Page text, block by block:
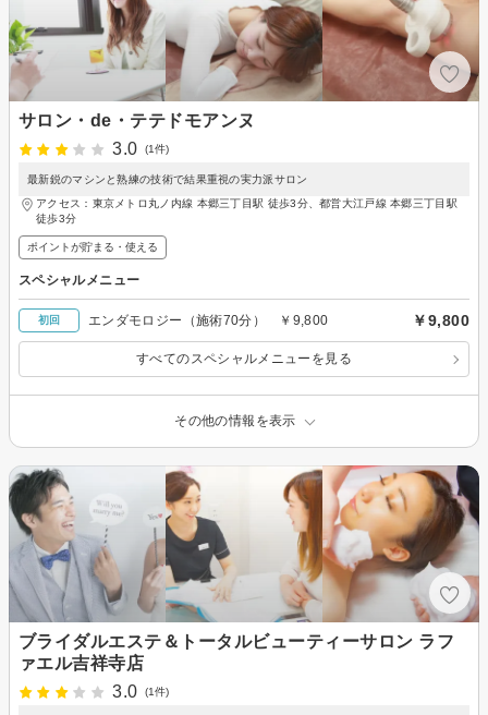
サロン・de・テテドモアンヌ
3.0
(1件)
最新鋭のマシンと熟練の技術で結果重視の実力派サロン
アクセス：東京メトロ丸ノ内線 本郷三丁目駅 徒歩3分、都営大江戸線 本郷三丁目駅
徒歩3分
ポイントが貯まる・使える
スペシャルメニュー
初回 エンダモロジー（施術70分） ￥9,800 ￥9,800
すべてのスペシャルメニューを見る
その他の情報を表示
ブライダルエステ＆トータルビューティーサロン ラフ
ァエル吉祥寺店
3.0
(1件)